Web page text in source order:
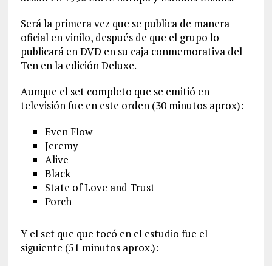
Será la primera vez que se publica de manera
oficial en vinilo, después de que el grupo lo
publicará en DVD en su caja conmemorativa del
Ten en la edición Deluxe.
Aunque el set completo que se emitió en
televisión fue en este orden (30 minutos aprox):
Even Flow
Jeremy
Alive
Black
State of Love and Trust
Porch
Y el set que que tocó en el estudio fue el
siguiente (51 minutos aprox.):